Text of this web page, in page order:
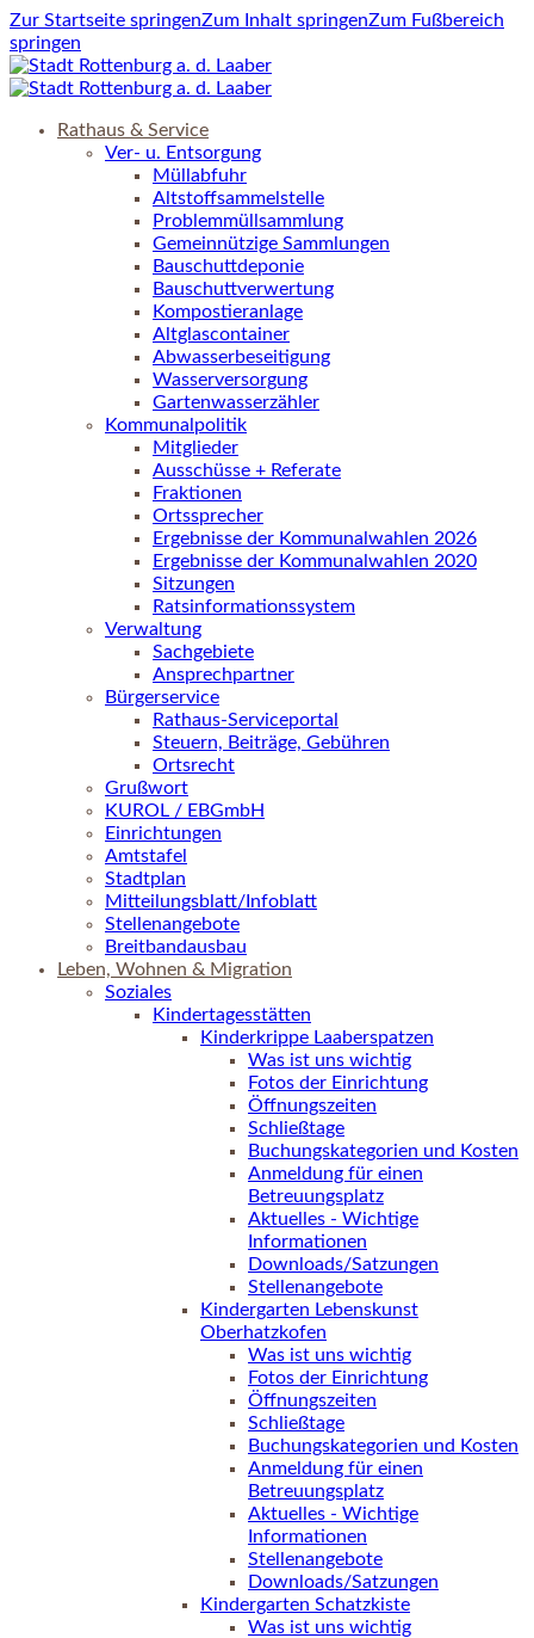
Zur Startseite springenZum Inhalt springenZum Fußbereich
springen
Rathaus & Service
Ver- u. Entsorgung
Müllabfuhr
Altstoffsammelstelle
Problemmüllsammlung
Gemeinnützige Sammlungen
Bauschuttdeponie
Bauschuttverwertung
Kompostieranlage
Altglascontainer
Abwasserbeseitigung
Wasserversorgung
Gartenwasserzähler
Kommunalpolitik
Mitglieder
Ausschüsse + Referate
Fraktionen
Ortssprecher
Ergebnisse der Kommunalwahlen 2026
Ergebnisse der Kommunalwahlen 2020
Sitzungen
Ratsinformationssystem
Verwaltung
Sachgebiete
Ansprechpartner
Bürgerservice
Rathaus-Serviceportal
Steuern, Beiträge, Gebühren
Ortsrecht
Grußwort
KUROL / EBGmbH
Einrichtungen
Amtstafel
Stadtplan
Mitteilungsblatt/Infoblatt
Stellenangebote
Breitbandausbau
Leben, Wohnen & Migration
Soziales
Kindertagesstätten
Kinderkrippe Laaberspatzen
Was ist uns wichtig
Fotos der Einrichtung
Öffnungszeiten
Schließtage
Buchungskategorien und Kosten
Anmeldung für einen
Betreuungsplatz
Aktuelles - Wichtige
Informationen
Downloads/Satzungen
Stellenangebote
Kindergarten Lebenskunst
Oberhatzkofen
Was ist uns wichtig
Fotos der Einrichtung
Öffnungszeiten
Schließtage
Buchungskategorien und Kosten
Anmeldung für einen
Betreuungsplatz
Aktuelles - Wichtige
Informationen
Stellenangebote
Downloads/Satzungen
Kindergarten Schatzkiste
Was ist uns wichtig